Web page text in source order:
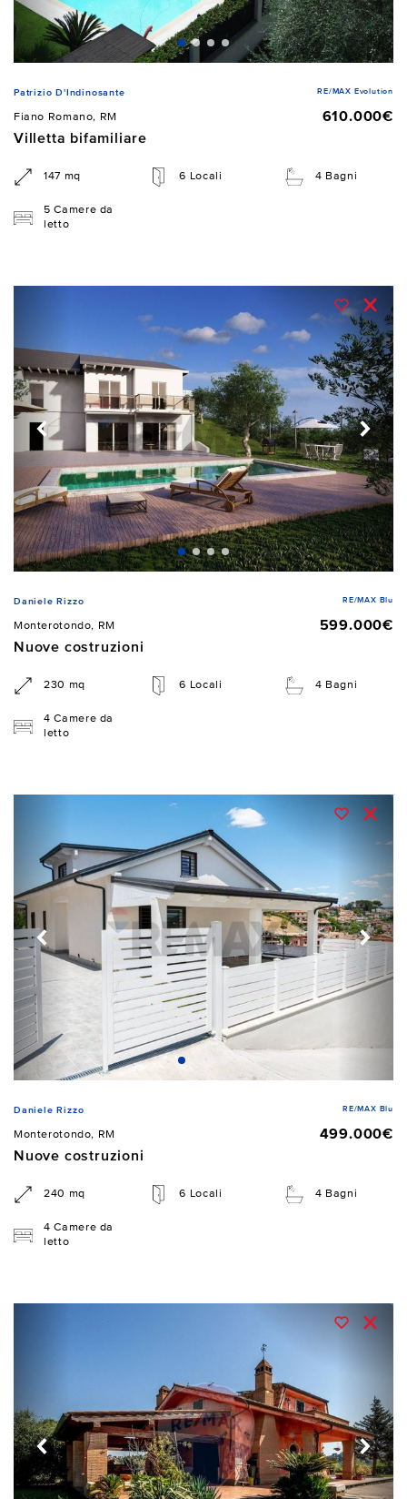
Patrizio D'Indinosante RE/MAX Evolution
Fiano Romano, RM
610.000€
Villetta bifamiliare
147 mq 6 Locali 4 Bagni
5 Camere da
letto
Daniele Rizzo RE/MAX Blu
Monterotondo, RM
599.000€
Nuove costruzioni
230 mq 6 Locali 4 Bagni
4 Camere da
letto
Daniele Rizzo RE/MAX Blu
Monterotondo, RM
499.000€
Nuove costruzioni
240 mq 6 Locali 4 Bagni
4 Camere da
letto